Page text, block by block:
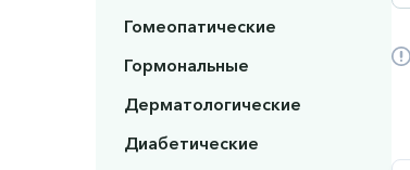
Гомеопатические
Гормональные
Дерматологические
Диабетические